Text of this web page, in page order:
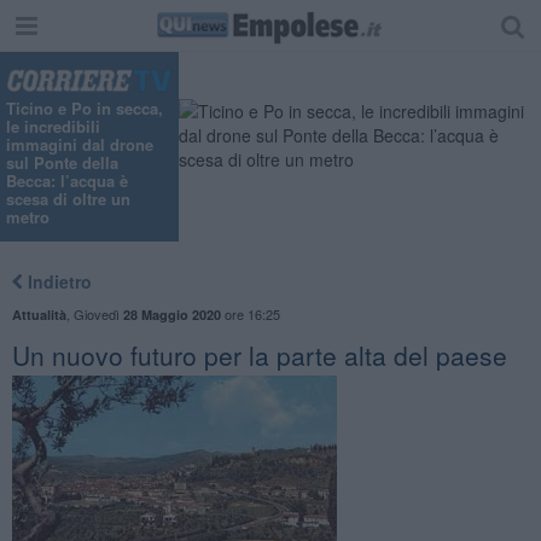
Ticino e Po in secca,
le incredibili
immagini dal drone
sul Ponte della
Becca: l’acqua è
scesa di oltre un
metro
Indietro
Attualità Giovedì 28 Maggio 2020ore 16:25
Un nuovo futuro per la parte alta del paese